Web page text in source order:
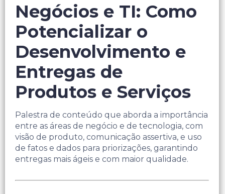
Negócios e TI: Como
Potencializar o
Desenvolvimento e
Entregas de
Produtos e Serviços
Palestra de conteúdo que aborda a importância
entre as áreas de negócio e de tecnologia, com
visão de produto, comunicação assertiva, e uso
de fatos e dados para priorizações, garantindo
entregas mais ágeis e com maior qualidade.